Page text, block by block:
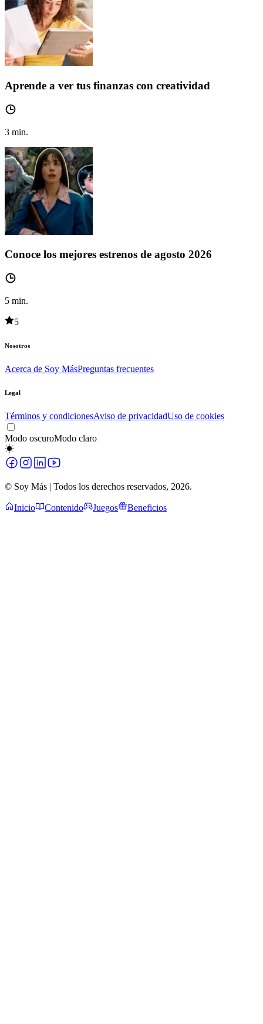
Aprende a ver tus finanzas con creatividad
3 min.
Conoce los mejores estrenos de agosto 2026
5 min.
5
Nosotros
Acerca de Soy MásPreguntas frecuentes
Legal
Términos y condicionesAviso de privacidadUso de cookies
Modo oscuroModo claro
© Soy Más | Todos los derechos reservados, 2026.
Inicio Contenido Juegos Beneficios